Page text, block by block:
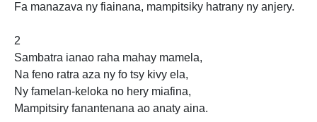
Fa manazava ny fiainana, mampitsiky hatrany ny anjery.
2
Sambatra ianao raha mahay mamela,
Na feno ratra aza ny fo tsy kivy ela,
Ny famelan-keloka no hery miafina,
Mampitsiry fanantenana ao anaty aina.